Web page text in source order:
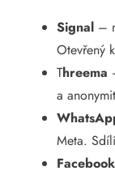
Signal –
Otevřený
Threema
a
Meta.